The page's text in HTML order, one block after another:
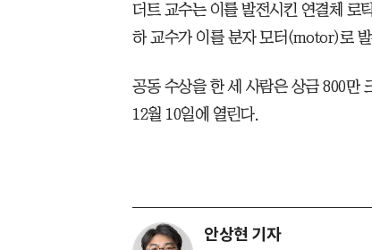
더트 교수는 이를 발전시킨 연결체 로
하 교수가 이를 분자 모터(motor)로
공동 수상을 한 세 사람은 상금 800만
12월 10일에 열린다.
안상현 기자